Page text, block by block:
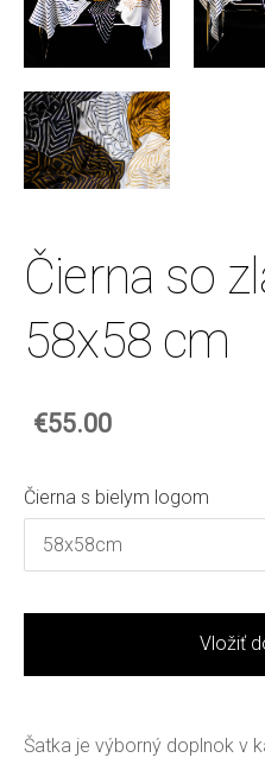
Čierna so
58x58 cm
€55.00
Čierna s bielym logom
Vložiť
Šatka je výborný doplnok v